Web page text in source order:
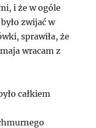
i że w ogóle
zwijać w
sprawiła, że
wracam z
całkiem